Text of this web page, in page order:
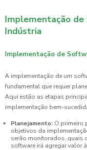
Implementação
Indústria
Implementação de
A implementação de um
fundamental que requer
Aqui estão as etapas
implementação bem-
Planejamento: O primeiro
objetivos da
serão monitorados, quais
software irá agregar valor